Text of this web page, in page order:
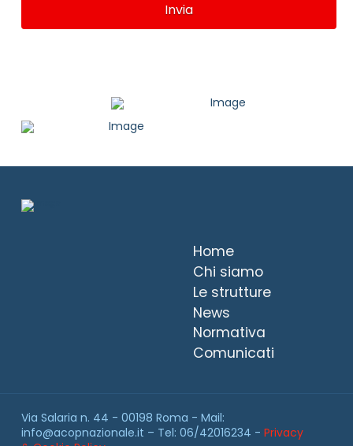
Invia
Home
Chi siamo
Le strutture
News
Normativa
Comunicati
Via Salaria n. 44 - 00198 Roma - Mail:
info@acopnazionale.it – Tel: 06/42016234 - Privacy